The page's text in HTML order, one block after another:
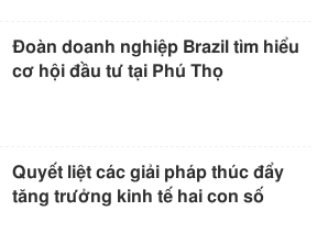
Đoàn doanh nghiệp Brazil tìm hiểu
cơ hội đầu tư tại Phú Thọ
Quyết liệt các giải pháp thúc đẩy
tăng trưởng kinh tế hai con số